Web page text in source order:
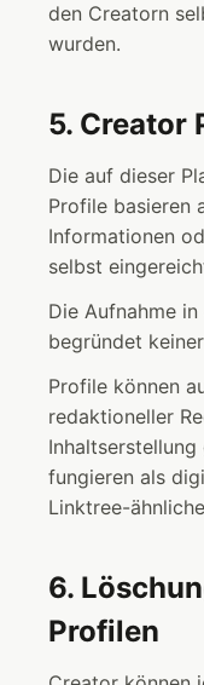
den Creatorn
wurden.
5. Creator
Die auf dieser
Profile basieren
Informationen
selbst
Die Aufnahme
begründet
Profile können
redaktioneller
fungieren als
Linktree-
6.
Profilen